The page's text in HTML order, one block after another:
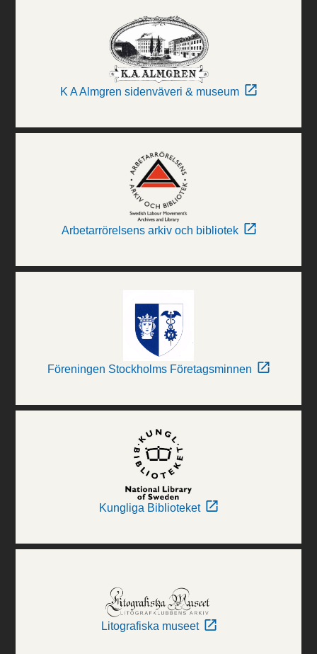
K A Almgren sidenväveri & museum
Arbetarrörelsens arkiv och bibliotek
Föreningen Stockholms Företagsminnen
Kungliga Biblioteket
Litografiska museet